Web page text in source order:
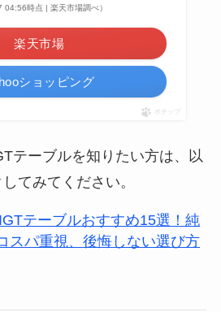
04:56時点 | 楽天市場調べ）
楽天市場
ショッピング
ポチップ
テーブルを知りたい方は、以
てみてください。
テーブルおすすめ15選！純
スパ重視、後悔しない選び方